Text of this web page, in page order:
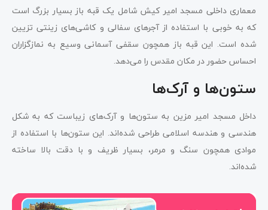
معماری داخلی مسجد امیر کیش شامل یک قبه باز بسیار بزرگ است
که به خوبی با استفاده از آجرهای سفالی و کاشی‌های زینتی تزیین
شده است. این قبه باز همچون سقفی آسمانی وسیع به نمازگزاران
احساس حضور در مکان مقدس را می‌دهد.
ستون‌ها و آرک‌ها
داخل مسجد امیر مزین به ستون‌ها و آرک‌های زیباست که به شکل
هندسی و هندسه اسلامی طراحی شده‌اند. این ستون‌ها با استفاده از
موادی همچون سنگ و مرمر، بسیار ظریف و با دقت بالا ساخته
شده‌اند.